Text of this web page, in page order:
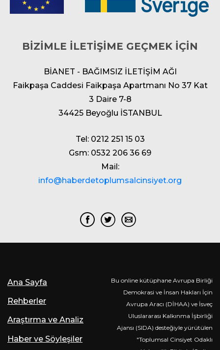
BİZİMLE İLETİŞİME GEÇMEK İÇİN
BİANET - BAĞIMSIZ İLETİŞİM AĞI
Faikpaşa Caddesi Faikpaşa Apartmanı No 37 Kat
3 Daire 7-8
34425 Beyoğlu İSTANBUL
Tel: 0212 251 15 03
Gsm: 0532 206 36 69
Mail:
info@haberdetoplumsalcinsiyet.org
Ana Sayfa
Rehberler
Araştırma ve Analiz
Haber ve Söyleşiler
Bu online kütüphane Avrupa Birliği
Demokrasi ve İnsan Hakları İçin
Avrupa Aracı (DİHAA) ve İsveç
Uluslararası Kalkınma İşbirliği
Ajansı (SIDA) desteğiyle yürütülen
"Toplumsal Cinsiyet Odaklı